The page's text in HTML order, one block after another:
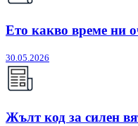
Ето какво време ни
30.05.2026
Жълт код за силен